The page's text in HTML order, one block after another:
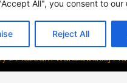
All", you consent to our
Reject All
z Muzeum Warszawskiej